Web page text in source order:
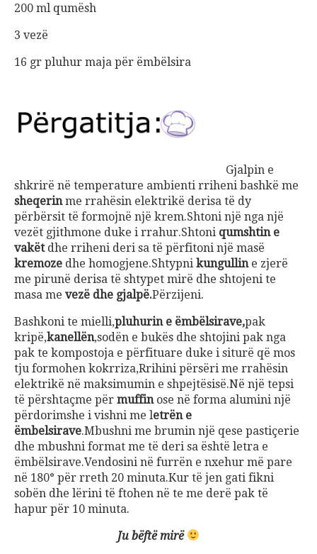
200 ml qumësh
3 vezë
16 gr pluhur maja për ëmbëlsira
Gjalpin e
shkrirë në temperature ambienti rriheni bashkë me
sheqerinme rrahësin elektrikë derisa të dy
përbërsit të formojnë një krem.Shtoni një nga një
vezët gjithmone duke i rrahur.Shtoni qumshtin e
vakëtdhe rriheni deri sa të përfitoni një masë
kremoze dhe homogjene.Shtypni kungulline zjerë
me pirunë derisa të shtypet mirë dhe shtojeni te
masa me vezë dhe gjalpë.Përzijeni.
Bashkoni te mielli,pluhurin e ëmbëlsirave,pak
kripë,kanellën,sodën e bukës dhe shtojini pak nga
pak te kompostoja e përfituare duke i siturë që mos
tju formohen kokrriza,Rrihini përsëri me rrahësin
elektrikë në maksimumin e shpejtësisë.Në një tepsi
të përshtaçme për muffinose në forma alumini një
përdorimshe i vishni me letrën e
ëmbelsirave.Mbushni me brumin një qese pastiçerie
dhe mbushni format me të deri sa është letra e
ëmbëlsirave.Vendosini në furrën e nxehur më pare
në 180° për rreth 20 minuta.Kur të jen gati fikni
sobën dhe lërini të ftohen në te me derë pak të
hapur për 10 minuta.
Ju bëftëmirë